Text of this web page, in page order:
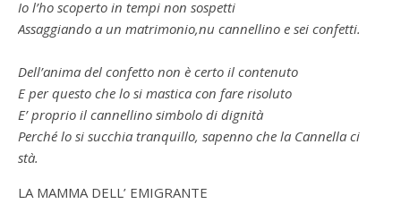
Io l’ho scoperto in tempi non sospetti
Assaggiando a un matrimonio,nu cannellino e sei confetti.
Dell’anima del confetto non è certo il contenuto
E per questo che lo si mastica con fare risoluto
E’ proprio il cannellino simbolo di dignità
Perché lo si succhia tranquillo, sapenno che la Cannella ci
stà.
LA MAMMA DELL’ EMIGRANTE